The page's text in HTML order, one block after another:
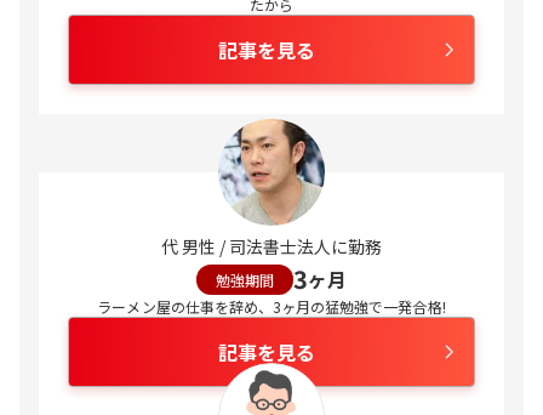
たから
記事を見る
代 男性 / 司法書士法人に勤務
勉強期間 3ヶ月
ラーメン屋の仕事を辞め、3ヶ月の猛勉強で一発合格!
記事を見る